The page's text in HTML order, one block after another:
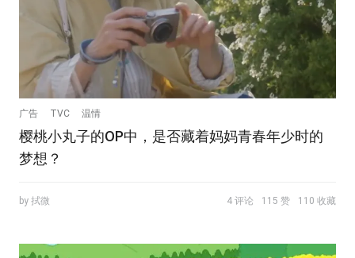
广告 TVC 温情
樱桃小丸子的OP中，是否藏着妈妈青春年少时的
梦想？
by 拭微 4 评论 115 赞 110 收藏